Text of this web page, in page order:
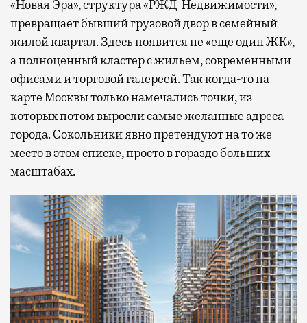
«Новая Эра», структура «РЖД-Недвижимости»,
превращает бывший грузовой двор в семейный
жилой квартал. Здесь появится не «еще один ЖК»,
а полноценный кластер с жильем, современными
офисами и торговой галереей. Так когда-то на
карте Москвы только намечались точки, из
которых потом выросли самые желанные адреса
города. Сокольники явно претендуют на то же
место в этом списке, просто в гораздо больших
масштабах.